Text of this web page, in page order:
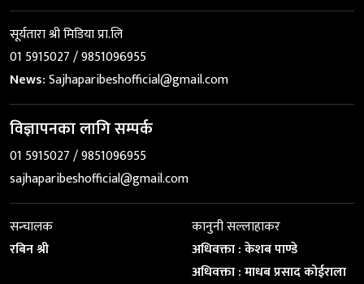
सूर्यतारा श्री मिडिया प्रा.लि
01 5915027 / 9851096955
News:Sajhaparibeshofficial@gmail.com
विज्ञापनका लागि सम्पर्क
01 5915027 / 9851096955
sajhaparibeshofficial@gmail.com
सन्चालक
रबिन श्री
कानुनी सल्लाहाकर
अधिवक्ता : केशब पाण्डे
अधिवक्ता : माधब प्रसाद कोईराला